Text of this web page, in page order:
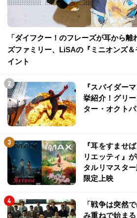
「ダイフクー！のフレーズが耳から
ズファミリー、LiSAの『ミニオンズ
イント
『スパイダー
挙紹介！グリ
ター・オクト
『耳をすませ
リエッティ』
タルリマスタ
限定上映
「戦争は突然
み重ねで始ま